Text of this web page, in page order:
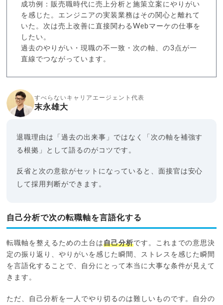
成功例：販売職時代に売上分析と施策立案にやりがい
を感じた。エンジニアの実装業務はその関心と離れて
いた。次は売上改善に直接関わるWebマーケの仕事を
したい。
過去のやりがい・現職の不一致・次の軸、の3点が一
直線でつながっています。
すべらないキャリアエージェント代表
末永雄大
退職理由は「過去の出来事」ではなく「次の軸を補強す
る根拠」として語るのがコツです。
反省と次の意欲がセットになっていると、面接官は安心
して採用判断ができます。
自己分析で次の転職軸を言語化する
転職軸を整えるための土台は自己分析です。これまでの意思決
定の振り返り、やりがいを感じた瞬間、ストレスを感じた瞬間
を言語化することで、自分にとって本当に大事な条件が見えて
きます。
ただ、自己分析を一人でやり切るのは難しいものです。自分の